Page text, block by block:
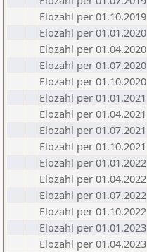
Elozahl per 01.10.2019
Elozahl per 01.01.2020
Elozahl per 01.04.2020
Elozahl per 01.07.2020
Elozahl per 01.10.2020
Elozahl per 01.01.2021
Elozahl per 01.04.2021
Elozahl per 01.07.2021
Elozahl per 01.10.2021
Elozahl per 01.01.2022
Elozahl per 01.04.2022
Elozahl per 01.07.2022
Elozahl per 01.10.2022
Elozahl per 01.01.2023
Elozahl per 01.04.2023